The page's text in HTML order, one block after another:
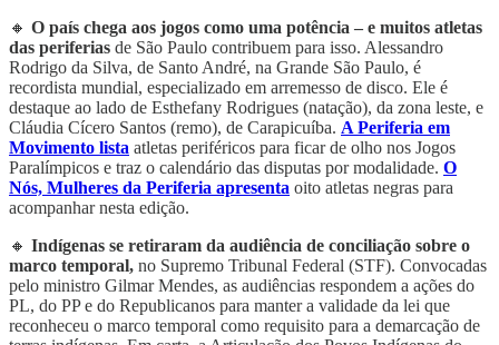
🔸 O país chega aos jogos como uma potência – e muitos atletas
das periferias de São Paulo contribuem para isso. Alessandro
Rodrigo da Silva, de Santo André, na Grande São Paulo, é
recordista mundial, especializado em arremesso de disco. Ele é
destaque ao lado de Esthefany Rodrigues (natação), da zona leste, e
Cláudia Cícero Santos (remo), de Carapicuíba. A Periferia em
Movimento lista atletas periféricos para ficar de olho nos Jogos
Paralímpicos e traz o calendário das disputas por modalidade. O
Nós, Mulheres da Periferia apresenta oito atletas negras para
acompanhar nesta edição.
🔸 Indígenas se retiraram da audiência de conciliação sobre o
marco temporal, no Supremo Tribunal Federal (STF). Convocadas
pelo ministro Gilmar Mendes, as audiências respondem a ações do
PL, do PP e do Republicanos para manter a validade da lei que
reconheceu o marco temporal como requisito para a demarcação de